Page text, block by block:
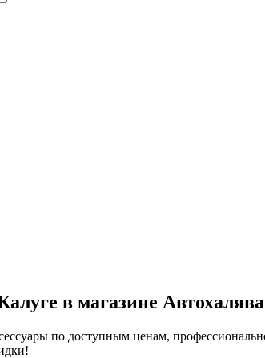
в магазине
по доступным ценам,